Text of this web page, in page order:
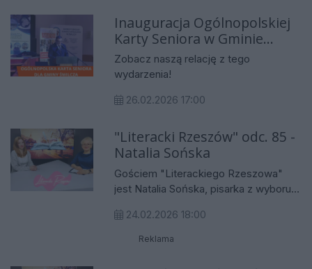
Zachęcamy do obejrzenia rozmowy!
Rzeszowa oraz inicjatywach, które
realnie wpływają na życie młodych
uwagę poświęcimy edukacji — w tym
coraz popularniejszej edukacji
domowej — oraz wyzwaniom i
Inauguracja Ogólnopolskiej
Karty Seniora w Gminie
Świlcza
Zobacz naszą relację z tego
wydarzenia!
26.02.2026 17:00
"Literacki Rzeszów" odc. 85 -
Natalia Sońska
Gościem "Literackiego Rzeszowa"
jest Natalia Sońska, pisarka z wyboru,
siebie określa - niepoprawna
optymistka. Na swoim koncie ma
24.02.2026 18:00
Reklama